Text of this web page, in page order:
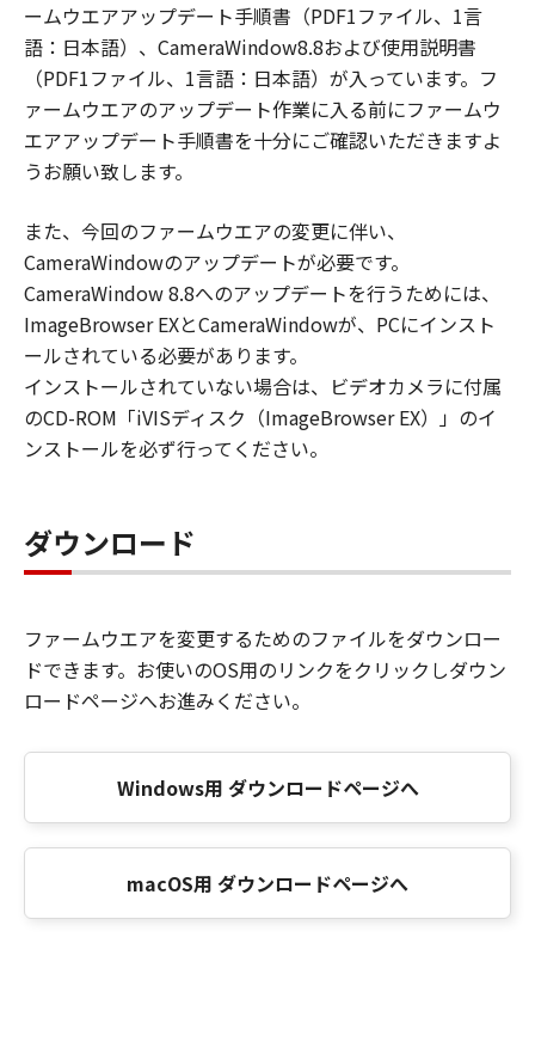
ームウエアアップデート手順書（PDF1ファイル、1言
語：日本語）、CameraWindow8.8および使用説明書
（PDF1ファイル、1言語：日本語）が入っています。フ
ァームウエアのアップデート作業に入る前にファームウ
エアアップデート手順書を十分にご確認いただきますよ
うお願い致します。
また、今回のファームウエアの変更に伴い、
CameraWindowのアップデートが必要です。
CameraWindow 8.8へのアップデートを行うためには、
ImageBrowser EXとCameraWindowが、PCにインスト
ールされている必要があります。
インストールされていない場合は、ビデオカメラに付属
のCD-ROM「iVISディスク（ImageBrowser EX）」のイ
ンストールを必ず行ってください。
ダウンロード
ファームウエアを変更するためのファイルをダウンロー
ドできます。お使いのOS用のリンクをクリックしダウン
ロードページへお進みください。
Windows用 ダウンロードページへ
macOS用 ダウンロードページへ